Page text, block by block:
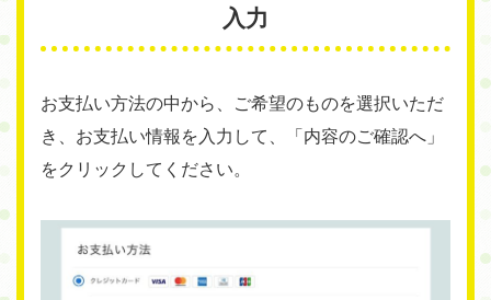
入力
お支払い方法の中から、ご希望のものを選択いただ
き、お支払い情報を入力して、「内容のご確認へ」
をクリックしてください。